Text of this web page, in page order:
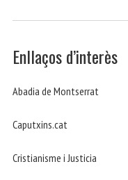
Enllaços d’interès
Abadia de Montserrat
Caputxins.cat
Cristianisme i Justicia